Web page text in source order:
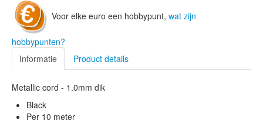
Voor elke euro een hobbypunt, wat zijn
hobbypunten?
Informatie
Product details
Metallic cord - 1.0mm dik
Black
Per 10 meter